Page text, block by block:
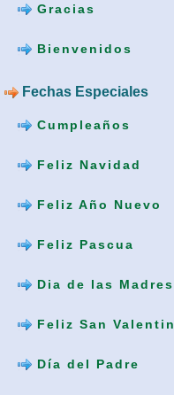
Gracias
Bienvenidos
Fechas Especiales
Cumpleaños
Feliz Navidad
Feliz Año Nuevo
Feliz Pascua
Dia de las Madres
Feliz San Valentin
Día del Padre